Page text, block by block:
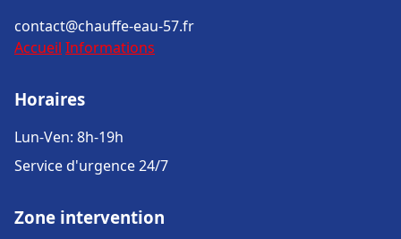
contact@chauffe-eau-57.fr
Accueil Informations
Horaires
Lun-Ven: 8h-19h
Service d'urgence 24/7
Zone intervention